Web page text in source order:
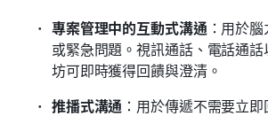
專案管理中的互動式溝通 ：用於
或緊急問題。視訊通話、電話通
坊可即時獲得回饋與澄清。
推播式溝通 ：用於傳遞不需要立